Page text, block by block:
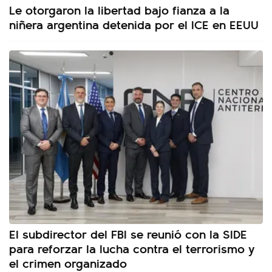
Le otorgaron la libertad bajo fianza a la
niñera argentina detenida por el ICE en EEUU
El subdirector del FBI se reunió con la SIDE
para reforzar la lucha contra el terrorismo y
el crimen organizado